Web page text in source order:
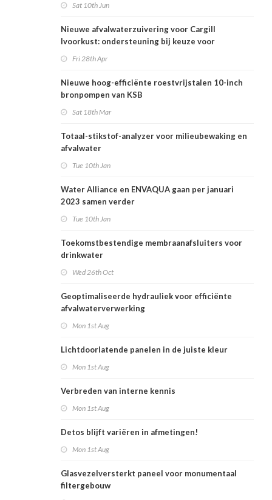
Sat 10th Jun
Nieuwe afvalwaterzuivering voor Cargill
Ivoorkust: ondersteuning bij keuze voor
Fri 28th Apr
Nieuwe hoog-efficiënte roestvrijstalen 10-inch
bronpompen van KSB
Sat 18th Mar
Totaal-stikstof-analyzer voor milieubewaking en
afvalwater
Tue 10th Jan
Water Alliance en ENVAQUA gaan per januari
2023 samen verder
Tue 10th Jan
Toekomstbestendige membraanafsluiters voor
drinkwater
Wed 26th Oct
Geoptimaliseerde hydrauliek voor efficiënte
afvalwaterverwerking
Mon 1st Aug
Lichtdoorlatende panelen in de juiste kleur
Mon 1st Aug
Verbreden van interne kennis
Mon 1st Aug
Detos blijft variëren in afmetingen!
Mon 1st Aug
Glasvezelversterkt paneel voor monumentaal
filtergebouw